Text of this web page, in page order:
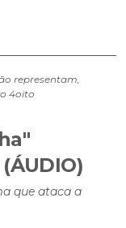
representam,
4oito
que ataca a